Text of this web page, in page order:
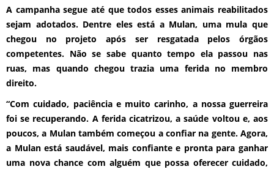
A campanha segue até que todos esses animais reabilitados
sejam adotados. Dentre eles está a Mulan, uma mula que
chegou no projeto após ser resgatada pelos órgãos
competentes. Não se sabe quanto tempo ela passou nas
ruas, mas quando chegou trazia uma ferida no membro
direito.
“Com cuidado, paciência e muito carinho, a nossa guerreira
foi se recuperando. A ferida cicatrizou, a saúde voltou e, aos
poucos, a Mulan também começou a confiar na gente. Agora,
a Mulan está saudável, mais confiante e pronta para ganhar
uma nova chance com alguém que possa oferecer cuidado,